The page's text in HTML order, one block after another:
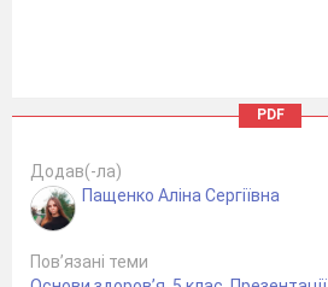
PDF
Додав(-ла)
Пащенко Аліна Сергіївна
Пов’язані теми